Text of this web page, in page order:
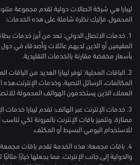
ليبارا هي شركة اتصالات دولية تقدم مجموعة
المحمول، فإليك نظرة شاملة على هذه الخدمات:
1. خدمات الاتصال الدولي: تعد من أبرز خدمات
المقيمين أو الذين لديهم عائلات وأصدقاء في
بأسعار مخفضة مقارنة بالخدمات التقليدية.
2. الباقات المحلية: توفر ليبارا العديد من
المكالمات، الرسائل النصية، وخدمات
العملاء الذين يستخدمون الهواتف المحمولة
ممتازة، وتتميز باقات الإنترنت بالمرونة لكي
للاستخدام اليومي البسيط أو المكثف.
4. باقات مجمعة: هذه الخدمة تقدم باقات
والدولية إلى جانب الإنترنت، مما يجعلها خيارًا